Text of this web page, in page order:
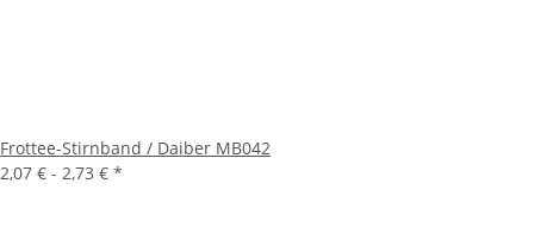
Frottee-Stirnband / Daiber MB042
2,07 € - 2,73 € *